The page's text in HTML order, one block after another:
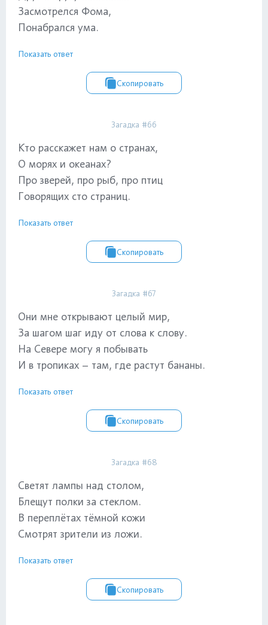
Засмотрелся Фома,
Понабрался ума.
Показать ответ
Скопировать
Загадка #66
Кто расскажет нам о странах,
О морях и океанах?
Про зверей, про рыб, про птиц
Говорящих сто страниц.
Показать ответ
Скопировать
Загадка #67
Они мне открывают целый мир,
За шагом шаг иду от слова к слову.
На Севере могу я побывать
И в тропиках – там, где растут бананы.
Показать ответ
Скопировать
Загадка #68
Светят лампы над столом,
Блещут полки за стеклом.
В переплётах тёмной кожи
Смотрят зрители из ложи.
Показать ответ
Скопировать